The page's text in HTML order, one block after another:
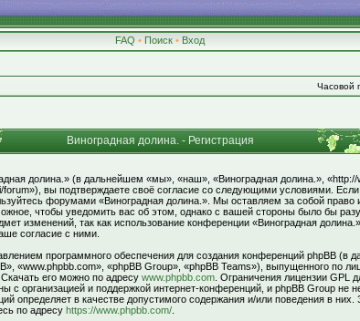
FAQ • Поиск • Вход
Часовой
Виноградная долина. - Регистрация
долина.» (в дальнейшем «мы», «наш», «Виноградная долина.», «http://
вы подтверждаете своё согласие со следующими условиями.
форумами «Виноградная долина.». Мы оставляем за собой право
чтобы уведомить вас об этом, однако с вашей стороны было бы
изменений, так как использование конференции «Виноградная
согласие с ними.
программного обеспечения для создания конференций phpBB (в
«www.phpbb.com», «phpBB Group», «phpBB Teams»), выпущенного по
его можно по адресу www.phpbb.com . Ограничения лицензии GPL
с организацией и поддержкой интернет-конференций, и phpBB Group не
определяет в качестве допустимого содержания и/или поведения в них.
по адресу https://www.phpbb.com/